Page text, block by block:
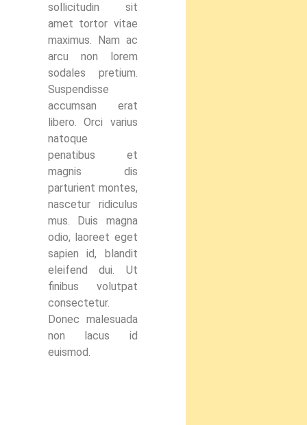
sollicitudin sit
amet tortor vitae
maximus. Nam ac
arcu non lorem
sodales pretium.
Suspendisse
accumsan erat
libero. Orci varius
natoque
penatibus et
magnis dis
parturient montes,
nascetur ridiculus
mus. Duis magna
odio, laoreet eget
sapien id, blandit
eleifend dui. Ut
finibus volutpat
consectetur.
Donec malesuada
non lacus id
euismod.